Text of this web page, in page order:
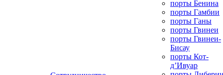
порты Бенина
порты Гамбии
порты Ганы
порты Гвинеи
порты Гвинеи-
Бисау
порты Кот-
д’Ивуар